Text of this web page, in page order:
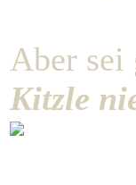
Aber sei
Kitzle